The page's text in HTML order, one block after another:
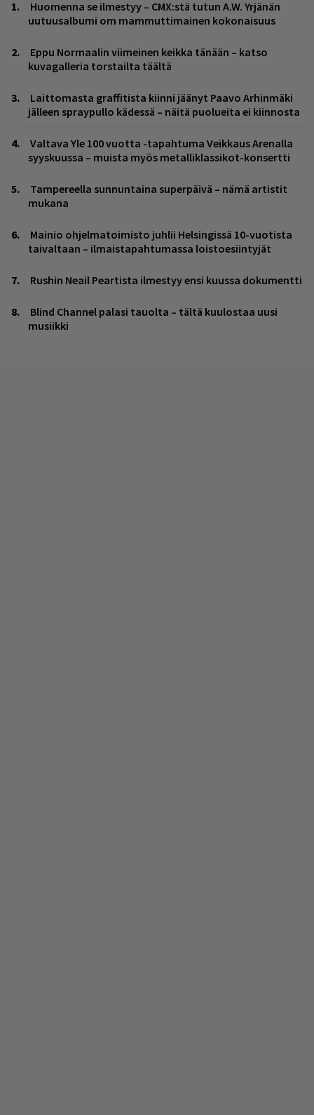
Huomenna se ilmestyy – CMX:stä tutun A.W. Yrjänän
uutuusalbumi om mammuttimainen kokonaisuus
Eppu Normaalin viimeinen keikka tänään – katso
kuvagalleria torstailta täältä
Laittomasta graffitista kiinni jäänyt Paavo Arhinmäki
jälleen spraypullo kädessä – näitä puolueita ei kiinnosta
Valtava Yle 100 vuotta -tapahtuma Veikkaus Arenalla
syyskuussa – muista myös metalliklassikot-konsertti
Tampereella sunnuntaina superpäivä – nämä artistit
mukana
Mainio ohjelmatoimisto juhlii Helsingissä 10-vuotista
taivaltaan – ilmaistapahtumassa loistoesiintyjät
Rushin Neail Peartista ilmestyy ensi kuussa dokumentti
Blind Channel palasi tauolta – tältä kuulostaa uusi
musiikki